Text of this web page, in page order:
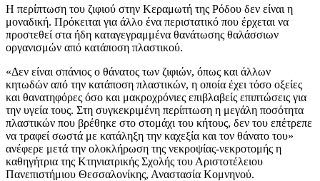
Η περίπτωση του ζιφιού στην Κεραμωτή της Ρόδου δεν είναι η
μοναδική. Πρόκειται για άλλο ένα περιστατικό που έρχεται να
προστεθεί στα ήδη καταγεγραμμένα θανάτωσης θαλάσσιων
οργανισμών από κατάποση πλαστικού.
«Δεν είναι σπάνιος ο θάνατος των ζιφιών, όπως και άλλων
κητωδών από την κατάποση πλαστικών, η οποία έχει τόσο οξείες
και θανατηφόρες όσο και μακροχρόνιες επιβλαβείς επιπτώσεις για
την υγεία τους. Στη συγκεκριμένη περίπτωση η μεγάλη ποσότητα
πλαστικών που βρέθηκε στο στομάχι του κήτους, δεν του επέτρεπε
να τραφεί σωστά με κατάληξη την καχεξία και τον θάνατο του»
ανέφερε μετά την ολοκλήρωση της νεκροψίας-νεκροτομής η
καθηγήτρια της Κτηνιατρικής Σχολής του Αριστοτέλειου
Πανεπιστήμιου Θεσσαλονίκης, Αναστασία Κομνηνού.